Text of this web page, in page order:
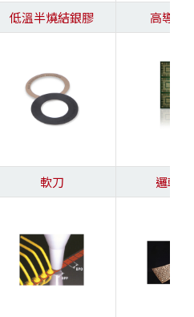
低溫半燒結銀膠 高導熱
軟刀 邏輯